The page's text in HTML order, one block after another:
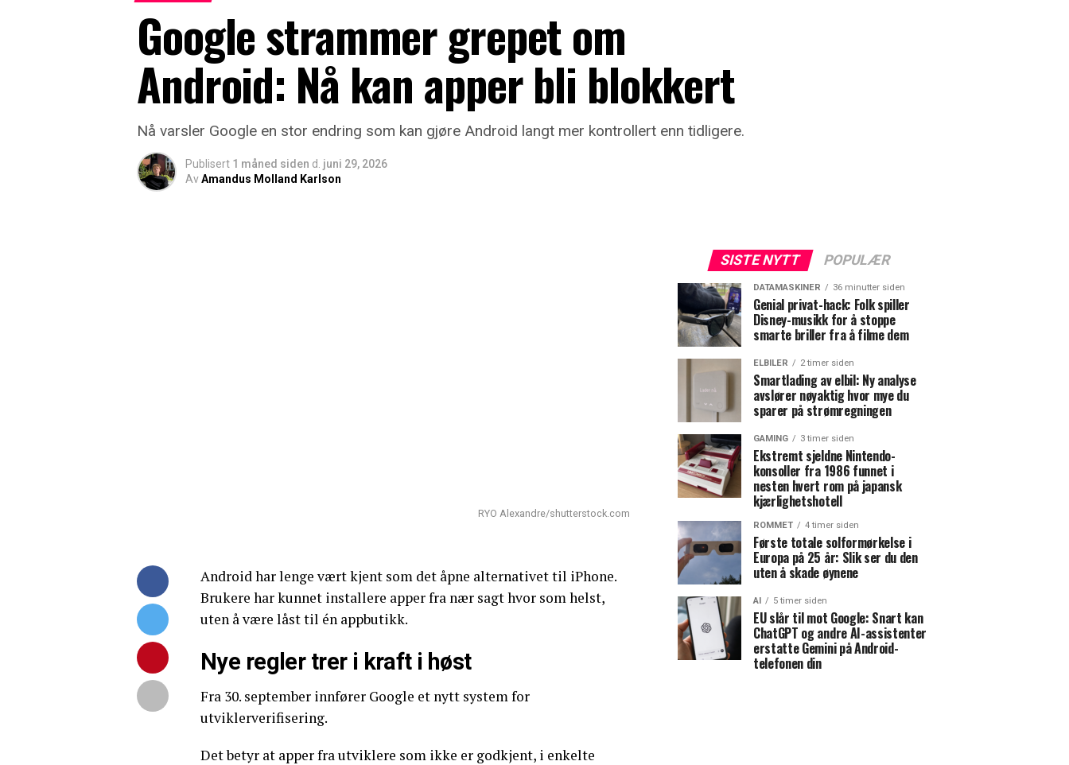
Google strammer grepet om
Android: Nå kan apper bli blokkert
Nå varsler Google en stor endring som kan gjøre Android langt mer kontrollert enn tidligere.
Publisert 1 måned siden d. juni 29, 2026
AvAmandus Molland Karlson
RYO Alexandre/shutterstock.com
Android har lenge vært kjent som det åpne alternativet til iPhone.
Brukere har kunnet installere apper fra nær sagt hvor som helst,
uten å være låst til én appbutikk.
Nye regler trer i kraft i høst
Fra 30. september innfører Google et nytt system for
utviklerverifisering.
Det betyr at apper fra utviklere som ikke er godkjent, i enkelte
SISTE NYTT POPULÆR
DATAMASKINER 36 minutter siden
Genial privat-hack: Folk spiller
Disney-musikk for å stoppe
smarte briller fra å filme dem
ELBILER 2 timer siden
Smartlading av elbil: Ny analyse
avslører nøyaktig hvor mye du
sparer på strømregningen
GAMING 3 timer siden
Ekstremt sjeldne Nintendo-
konsoller fra 1986 funnet i
nesten hvert rom på japansk
kjærlighetshotell
ROMMET 4 timer siden
Første totale solformørkelse i
Europa på 25 år: Slik ser du den
uten å skade øynene
AI 5 timer siden
EU slår til mot Google: Snart kan
ChatGPT og andre AI-assistenter
erstatte Gemini på Android-
telefonen din